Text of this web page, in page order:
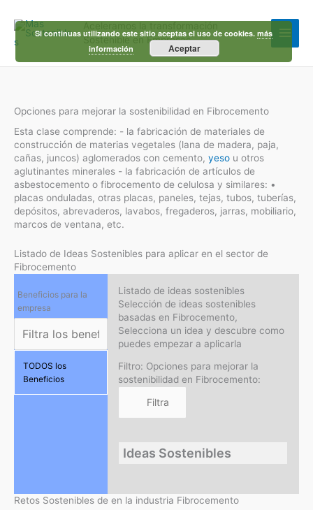
contenido
Sostenible en Empresas
Opciones para mejorar la sostenibilidad en Fibrocemento
Esta clase comprende: - la fabricación de materiales de
construcción de materias vegetales (lana de madera, paja,
cañas, juncos) aglomerados con cemento, yeso u otros
aglutinantes minerales - la fabricación de artículos de
asbestocemento o fibrocemento de celulosa y similares: •
placas onduladas, otras placas, paneles, tejas, tubos, tuberías,
depósitos, abrevaderos, lavabos, fregaderos, jarras, mobiliario,
marcos de ventana, etc.
Listado de Ideas Sostenibles para aplicar en el sector de
Fibrocemento
Beneficios para la
empresa
TODOS los
Beneficios
Listado de ideas sostenibles
Selección de ideas sostenibles
basadas en Fibrocemento,
Selecciona un idea y descubre como
puedes empezar a aplicarla
Filtro: Opciones para mejorar la
sostenibilidad en Fibrocemento:
Ideas Sostenibles
Retos Sostenibles de en la industria Fibrocemento
Si continuas utilizando este sitio aceptas el uso de cookies.más
información
Aceptar